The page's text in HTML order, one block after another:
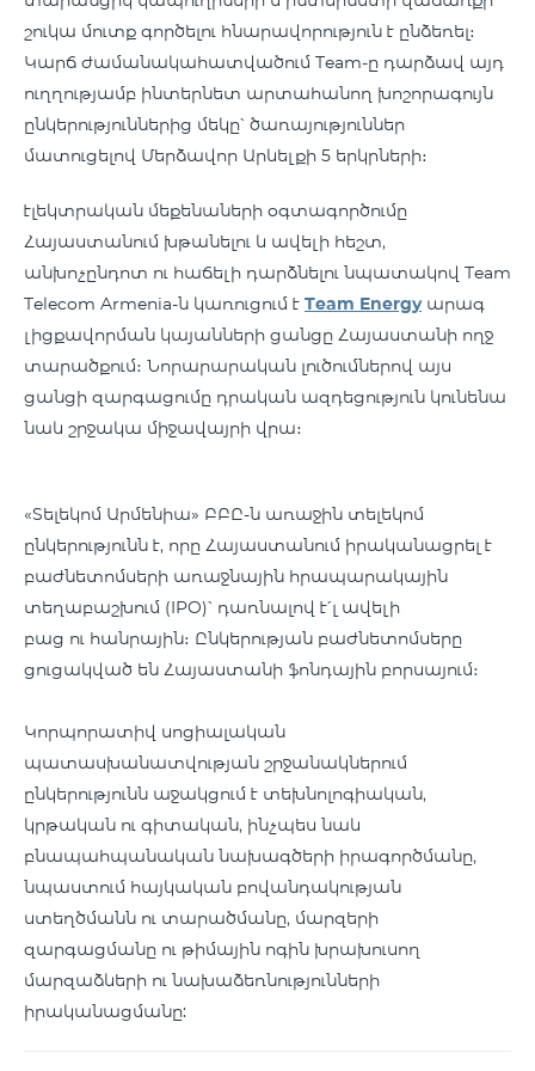
շուկա մուտք գործելու հնարավորություն է ընձեռել։
Կարճ ժամանակահատվածում Team-ը դարձավ այդ
ուղղությամբ ինտերնետ արտահանող խոշորագույն
ընկերություններից մեկը՝ ծառայություններ
մատուցելով Մերձավոր Արևելքի 5 երկրների։
էլեկտրական մեքենաների օգտագործումը
Հայաստանում խթանելու և ավելի հեշտ,
անխոչընդոտ ու հաճելի դարձնելու նպատակով Team
Telecom Armenia-ն կառուցում է Team Energyարագ
լիցքավորման կայանների ցանցը Հայաստանի ողջ
տարածքում։ Նորարարական լուծումներով այս
ցանցի զարգացումը դրական ազդեցություն կունենա
նաև շրջակա միջավայրի վրա։
«Տելեկոմ Արմենիա» ԲԲԸ-ն առաջին տելեկոմ
ընկերությունն է, որը Հայաստանում իրականացրել է
բաժնետոմսերի առաջնային հրապարակային
տեղաբաշխում (IPO)՝ դառնալով է՛լ ավելի
բաց ու հանրային։ Ընկերության բաժնետոմսերը
ցուցակված են Հայաստանի ֆոնդային բորսայում։
Կորպորատիվ սոցիալական
պատասխանատվության շրջանակներում
ընկերությունն աջակցում է տեխնոլոգիական,
կրթական ու գիտական, ինչպես նաև
բնապահպանական նախագծերի իրագործմանը,
նպաստում հայկական բովանդակության
ստեղծմանն ու տարածմանը, մարզերի
զարգացմանը ու թիմային ոգին խրախուսող
մարզաձևերի ու նախաձեռնությունների
իրականացմանը: